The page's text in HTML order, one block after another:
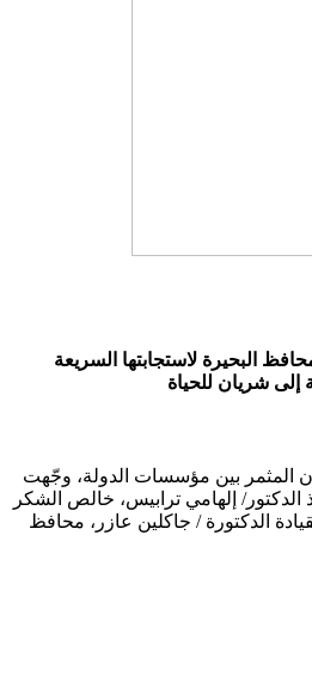
البحيرة لاستجابتها السريعة
إلى شريان للحياة
المثمر بين مؤسسات الدولة، وجّهت
الدكتور/ إلهامي ترابيس، خالص الشكر
الدكتورة / جاكلين عازر، محافظ